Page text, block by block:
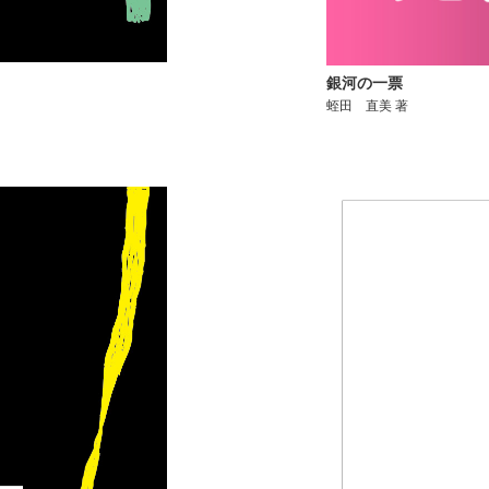
銀河の一票
蛭田 直美 著